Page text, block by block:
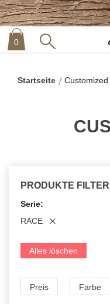
00 item
Startseite Customized
PRODUKTE
Serie
RACE
Alles löschen
Preis Farbe